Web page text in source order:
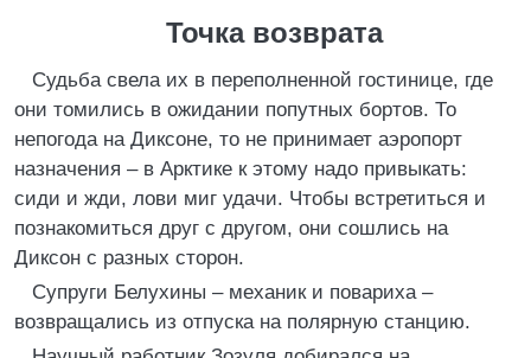
Точка возврата
Судьба свела их в переполненной гостинице, где
они томились в ожидании попутных бортов. То
непогода на Диксоне, то не принимает аэропорт
назначения – в Арктике к этому надо привыкать:
сиди и жди, лови миг удачи. Чтобы встретиться и
познакомиться друг с другом, они сошлись на
Диксон с разных сторон.
Супруги Белухины – механик и повариха –
возвращались из отпуска на полярную станцию.